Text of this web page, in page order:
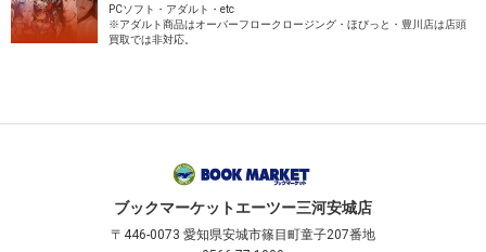
PCソフト・アダルト・etc
※アダルト商品はオーバーフロークロージング・ほびっと・豊川店は店頭
買取では非対応。
ブックマーケットエーツー三河安城店
〒446-0073 愛知県安城市篠目町童子207番地